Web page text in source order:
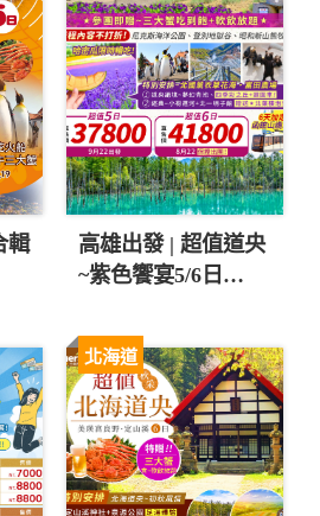
輯
高雄出發 | 超值道央
~紫色饗宴5/6日
北海道